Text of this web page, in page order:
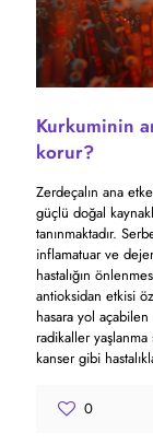
Kurkuminin
korur?
Zerdeçalın ana
güçlü doğal
tanınmaktadır.
inflamatuar ve
hastalığın
antioksidan etkisi
hasara yol
radikaller
kanser gibi
0